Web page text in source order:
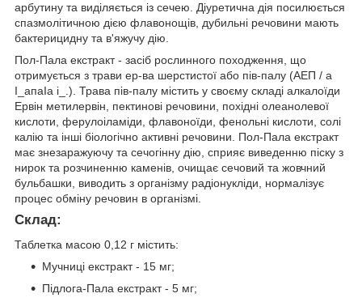
арбутину та виділяється із сечею. Діуретична дія посилюється
спазмолітичною дією флавонощів, дубильні речовини мають
бактерицидну та в'яжучу дію.
Пол-Пала екстракт - засіб рослинного походження, що
отримується з трави ер-ва шерстистої або пів-палу (АЕП / а
І_апаІа і_.). Трава пів-палу містить у своєму складі алкалоїди
Ервін метилервін, пектинові речовини, похідні олеанолевої
кислоти, ферулоіламіди, флавоноїди, фенольні кислоти, солі
калію та інші біологічно активні речовини. Пол-Пала екстракт
має знезаражуючу та сечогінну дію, сприяє виведенню піску з
нирок та розчиненню каменів, очищає сечовий та жовчний
бульбашки, виводить з організму радіонукліди, нормалізує
процес обміну речовин в організмі.
Склад:
Таблетка масою 0,12 г містить:
Мучниці екстракт - 15 мг;
Підлога-Пала екстракт - 5 мг;